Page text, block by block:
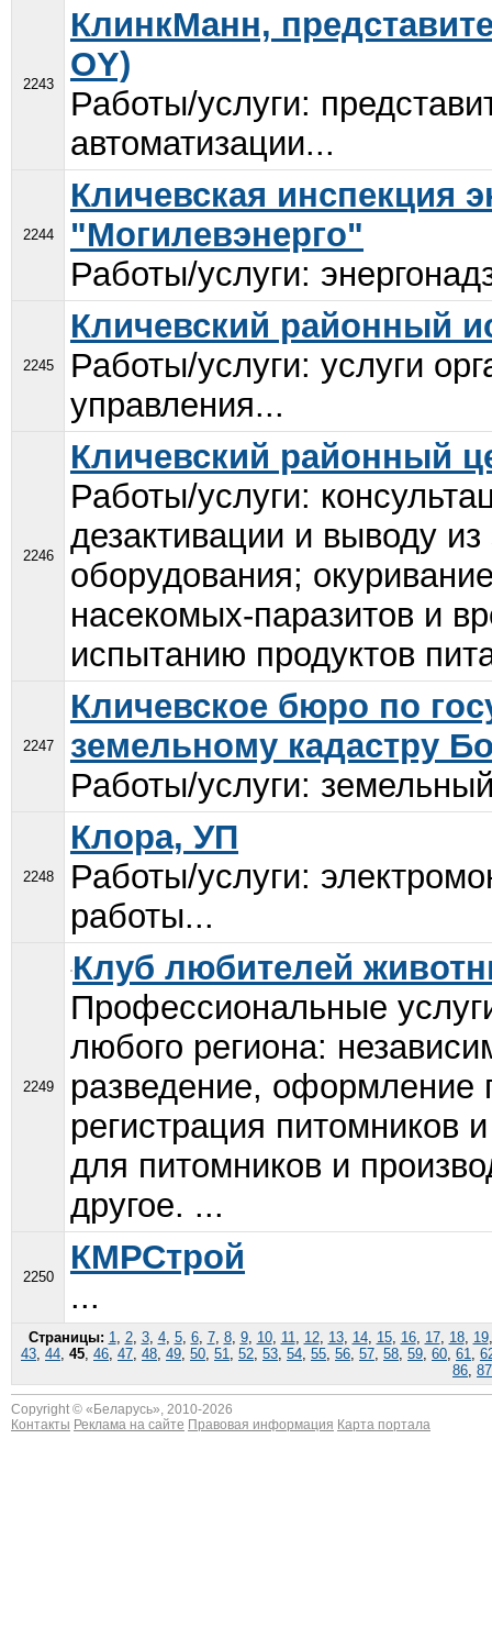
2243
КлинкМанн,
OY)
Работы/услуги:
автоматизации...
2244
Кличевская инспекция
"Могилевэнерго"
Работы/услуги:
2245
Кличевский районный
Работы/услуги: услуги
управления...
2246
Кличевский районный
Работы/услуги:
дезактивации и выводу
оборудования;
насекомых-паразитов и
испытанию продуктов
2247
Кличевское бюро по
земельному кадастру
Работы/услуги:
2248
Клора, УП
Работы/услуги:
работы...
2249
Клуб любителей
Профессиональные
любого региона:
разведение, оформление
регистрация питомников
для питомников и
другое. ...
2250
КМРСтрой
...
Страницы: 1, 2, 3, 4, 5, 6, 7, 8, 9, 10, 11, 12, 13, 14, 15, 16, 17, 18, 19
43, 44, 45, 46, 47, 48, 49, 50, 51, 52, 53, 54, 55, 56, 57, 58, 59, 60, 61,
86, 87
Copyright © « Беларусь», 2010-2026
Контакты Реклама на сайте Правовая информация Карта портала